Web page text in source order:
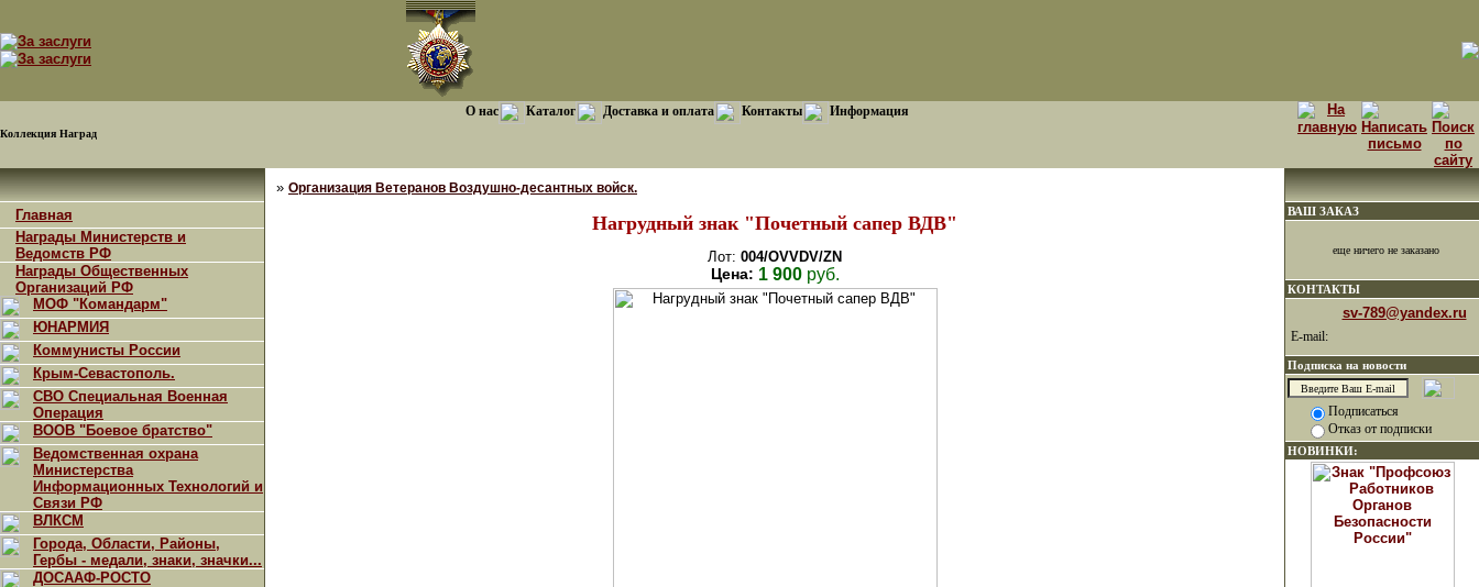
Коллекция Наград
О нас Каталог Доставка и оплата Контакты Информация
Главная
Награды Министерств и
Ведомств РФ
Награды Общественных
Организаций РФ
МОФ "Командарм"
ЮНАРМИЯ
Коммунисты России
Крым-Севастополь.
СВО Специальная Военная
Операция
ВООВ "Боевое братство"
Ведомственная охрана
Министерства
Информационных Технологий и
Связи РФ
ВЛКСМ
Города, Области, Районы,
Гербы - медали, знаки, значки...
ДОСААФ-РОСТО
» Организация Ветеранов Воздушно-десантных войск.
Нагрудный знак "Почетный сапер ВДВ"
Лот: 004/OVVDV/ZN
Цена: 1 900руб.
ВАШ ЗАКАЗ
еще ничего не заказано
КОНТАКТЫ
sv-789@yandex.ru
E-mail:
Подписка на новости
Подписаться
Отказ от подписки
НОВИНКИ: